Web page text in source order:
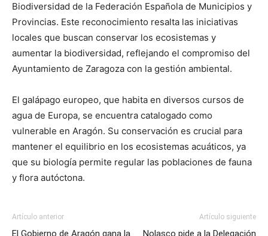
Biodiversidad de la Federación Española de Municipios y
Provincias. Este reconocimiento resalta las iniciativas
locales que buscan conservar los ecosistemas y
aumentar la biodiversidad, reflejando el compromiso del
Ayuntamiento de Zaragoza con la gestión ambiental.
El galápago europeo, que habita en diversos cursos de
agua de Europa, se encuentra catalogado como
vulnerable en Aragón. Su conservación es crucial para
mantener el equilibrio en los ecosistemas acuáticos, ya
que su biología permite regular las poblaciones de fauna
y flora autóctona.
Artículo anterior
El Gobierno de Aragón gana la
Artículo siguiente
Nolasco pide a la Delegación